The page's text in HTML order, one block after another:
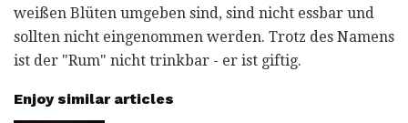
weißen Blüten umgeben sind, sind nicht essbar und
sollten nicht eingenommen werden. Trotz des Namens
ist der "Rum" nicht trinkbar - er ist giftig.
Enjoy similar articles